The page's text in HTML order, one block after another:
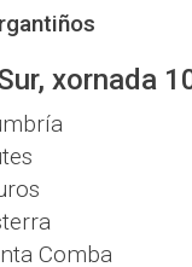
xornada
Comba